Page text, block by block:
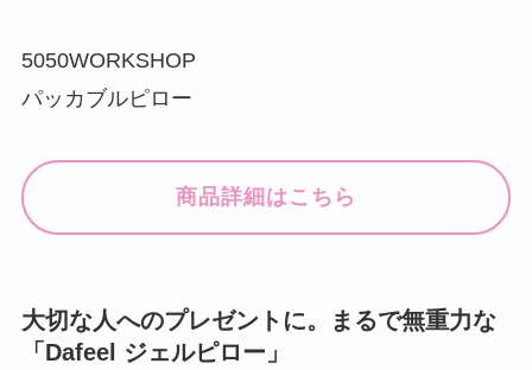
5050WORKSHOP
パッカブルピロー
商品詳細はこちら
大切な人へのプレゼントに。まるで無重力な
「Dafeel ジェルピロー」